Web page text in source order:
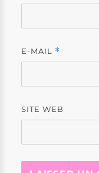
E-MAIL *
SITE WEB